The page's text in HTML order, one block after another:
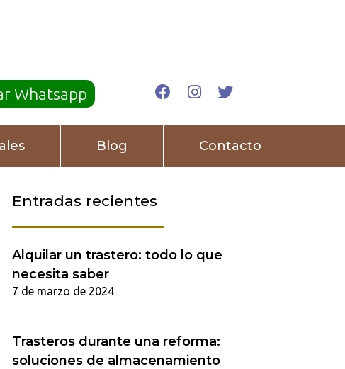
Whatsapp
Blog Contacto
Entradas recientes
Alquilar un trastero: todo lo que
necesita saber
7 de marzo de 2024
Trasteros durante una reforma:
soluciones de almacenamiento